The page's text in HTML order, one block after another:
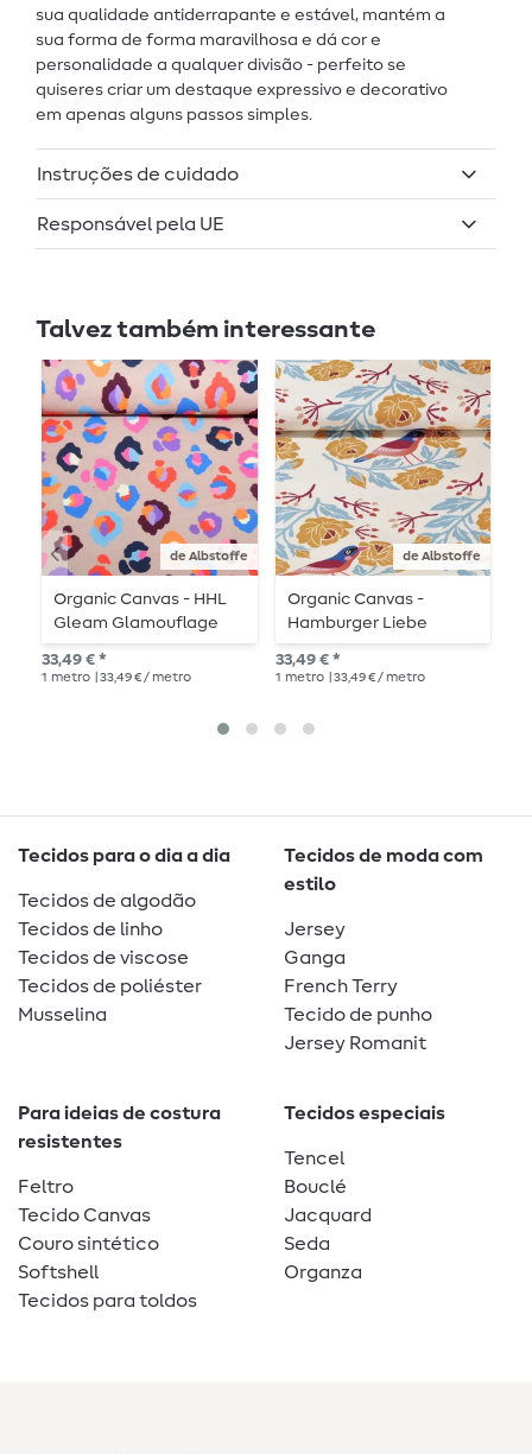
sua qualidade antiderrapante e estável, mantém a
sua forma de forma maravilhosa e dá cor e
personalidade a qualquer divisão - perfeito se
quiseres criar um destaque expressivo e decorativo
em apenas alguns passos simples.
Instruções de cuidado
Responsável pela UE
Talvez também interessante
de Albstoffe
Organic Canvas - HHL
Gleam Glamouflage
Areia
33,49 € *
1 metro | 33,49 € / metro
de Albstoffe
Organic Canvas -
Hamburger Liebe
Digital Print Glossy
Rose Vanilla
33,49 € *
1 metro | 33,49 € / metro
Tecidos para o dia a dia
Tecidos de algodão
Tecidos de linho
Tecidos de viscose
Tecidos de poliéster
Musselina
Tecidos de moda com
estilo
Jersey
Ganga
French Terry
Tecido de punho
Jersey Romanit
Para ideias de costura
resistentes
Feltro
Tecido Canvas
Couro sintético
Softshell
Tecidos para toldos
Tecidos especiais
Tencel
Bouclé
Jacquard
Seda
Organza